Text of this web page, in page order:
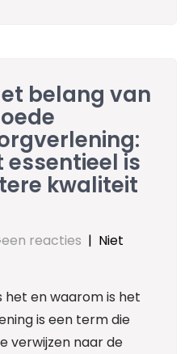
belang van
is
kwaliteit
reacties | Niet
het en waarom is het
is een term die
verwijzen naar de